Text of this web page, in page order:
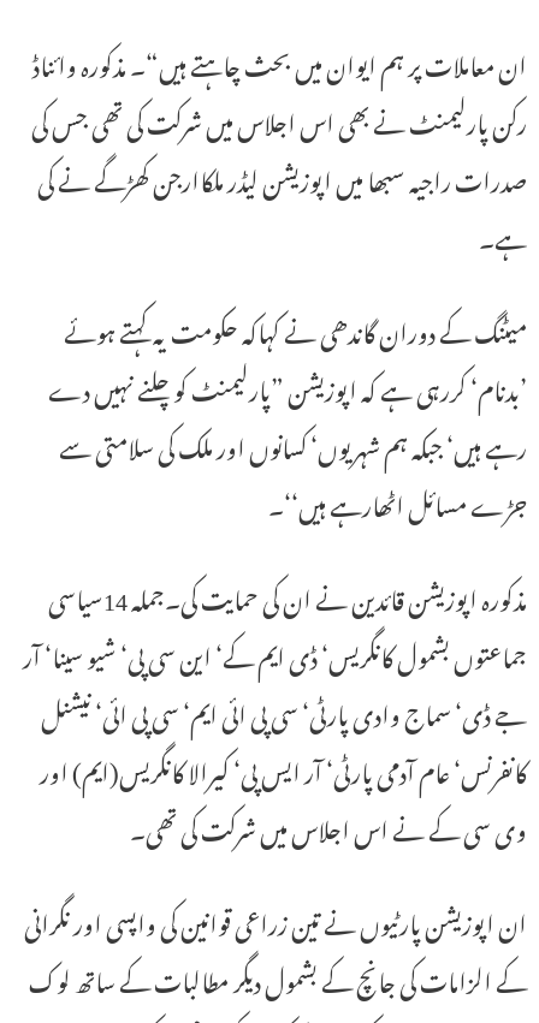
ان معاملات پر ہم ایوان میں بحث چاہتے ہیں“۔ مذکورہ وائناڈ
رکن پارلیمنٹ نے بھی اس اجلاس میں شرکت کی تھی جس کی
صدرات راجیہ سبھا میں اپوزیشن لیڈر ملکاارجن کھڑگے نے کی
ہے۔
میٹنگ کے دوران گاندھی نے کہاکہ حکومت یہ کہتے ہوئے
’بدنام‘ کررہی ہے کہ اپوزیشن ”پارلیمنٹ کو چلنے نہیں دے
رہے ہیں‘ جبکہ ہم شہریوں‘ کسانوں اور ملک کی سلامتی سے
جڑے مسائل اٹھارہے ہیں‘‘۔
مذکورہ اپوزیشن قائدین نے ان کی حمایت کی۔جملہ 14سیاسی
جماعتوں بشمول کانگریس‘ ڈی ایم کے‘ این سی پی‘ شیو سینا‘ آر
جے ڈی‘ سماج وادی پارٹی‘ سی پی ائی ایم‘ سی پی ائی‘ نیشنل
کانفرنس‘ عام آدمی پارٹی‘ آر ایس پی‘ کیرالا کانگریس(ایم) اور
وی سی کے نے اس اجلاس میں شرکت کی تھی۔
ان اپوزیشن پارٹیوں نے تین زراعی قوانین کی واپسی اور نگرانی
کے الزامات کی جانچ کے بشمول دیگر مطالبات کے ساتھ لوک